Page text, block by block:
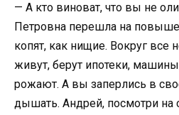
— А кто виноват, что вы не
Петровна перешла на
копят, как нищие. Вокруг
живут, берут ипотеки,
рожают. А вы заперлись в
дышать. Андрей, посмотри на